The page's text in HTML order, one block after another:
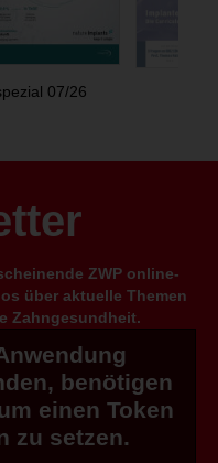
07/26
ZWP online-
über aktuelle Themen
Zahngesundheit.
benötigen
einen Token
zu setzen.